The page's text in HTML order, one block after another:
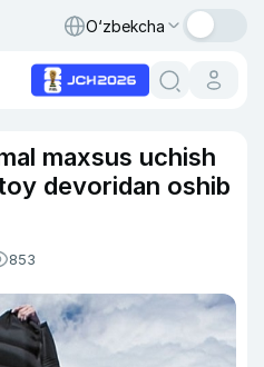
O‘zbekcha
maxsus uchish
devoridan oshib
853